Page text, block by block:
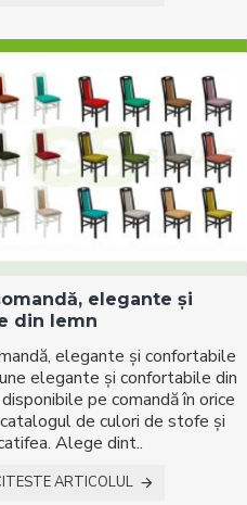
elegante și
din lemn
elegante și confortabile
elegante și confortabile din
pe comandă în orice
de culori de stofe și
Alege dint..
ARTICOLUL